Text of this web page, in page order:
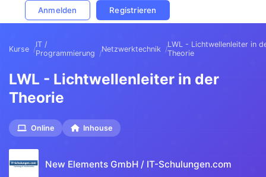
Anmelden Registrieren
Kurse
IT /
Programmierung
Netzwerktechnik
LWL - Lichtwellenleiter in
Theorie
LWL - Lichtwellenleiter in der
Theorie
Online Inhouse
New Elements GmbH / IT-Schulungen.com